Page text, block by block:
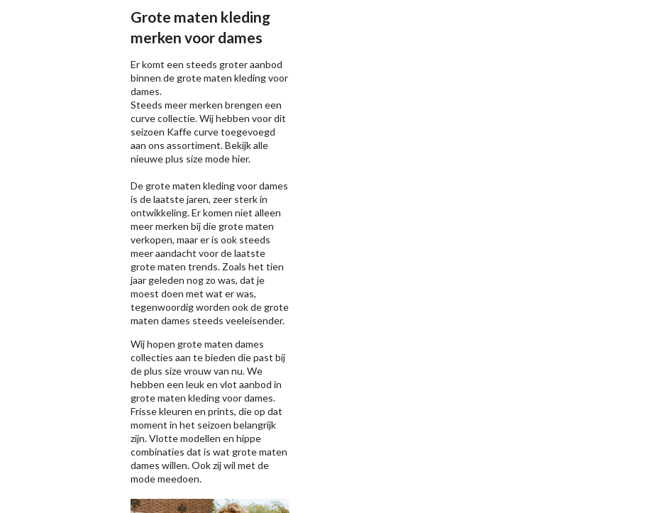
Grote maten kleding
merken voor dames
Er komt een steeds groter aanbod
binnen de grote maten kleding voor
dames.
Steeds meer merken brengen een
curve collectie. Wij hebben voor dit
seizoen Kaffecurve toegevoegd
aan ons assortiment. Bekijk alle
nieuweplus size modehier.
De grote maten kleding voor dames
is de laatste jaren, zeer sterk in
ontwikkeling. Er komen niet alleen
meer merken bij die grote maten
verkopen, maar er is ook steeds
meer aandacht voor de laatste
grote maten trends. Zoals het tien
jaar geleden nog zo was, dat je
moest doen met wat er was,
tegenwoordig worden ook de grote
maten dames steeds veeleisender.
Wij hopen grote maten dames
collecties aan te bieden die past bij
de plus size vrouw van nu. We
hebben een leuk en vlot aanbod in
grote maten kleding voor dames.
Frisse kleuren en prints, die op dat
moment in het seizoen belangrijk
zijn. Vlotte modellen en hippe
combinaties dat is wat grote maten
dames willen. Ook zij wil met de
mode meedoen.